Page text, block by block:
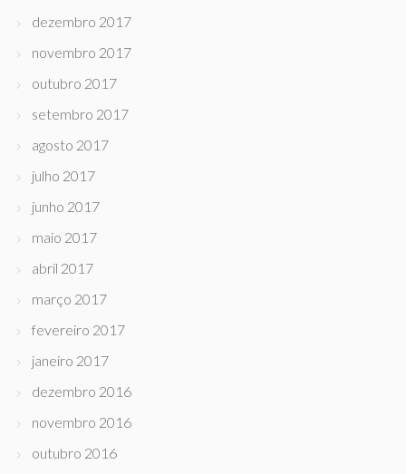
dezembro 2017
novembro 2017
outubro 2017
setembro 2017
agosto 2017
julho 2017
junho 2017
maio 2017
abril 2017
março 2017
fevereiro 2017
janeiro 2017
dezembro 2016
novembro 2016
outubro 2016